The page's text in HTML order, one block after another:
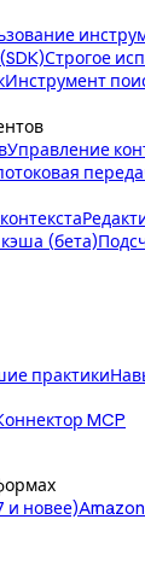
Строгое
Инструмент
Управление
(бета)
практики
MCP
и новее)